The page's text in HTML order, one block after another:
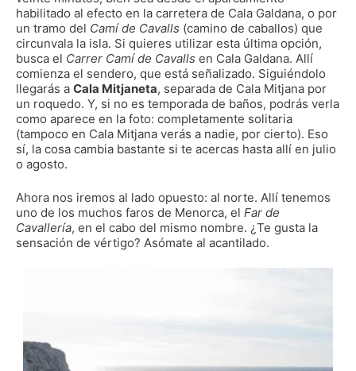
habilitado al efecto en la carretera de Cala Galdana, o por
un tramo del Camí de Cavalls (camino de caballos) que
circunvala la isla. Si quieres utilizar esta última opción,
busca el Carrer Camí de Cavalls en Cala Galdana. Allí
comienza el sendero, que está señalizado. Siguiéndolo
llegarás a Cala Mitjaneta, separada de Cala Mitjana por
un roquedo. Y, si no es temporada de baños, podrás verla
como aparece en la foto: completamente solitaria
(tampoco en Cala Mitjana verás a nadie, por cierto). Eso
sí, la cosa cambia bastante si te acercas hasta allí en julio
o agosto.
Ahora nos iremos al lado opuesto: al norte. Allí tenemos
uno de los muchos faros de Menorca, el Far de
Cavallería, en el cabo del mismo nombre. ¿Te gusta la
sensación de vértigo? Asómate al acantilado.